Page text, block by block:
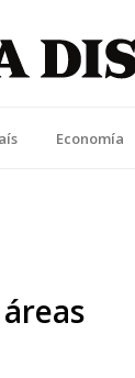
Economía